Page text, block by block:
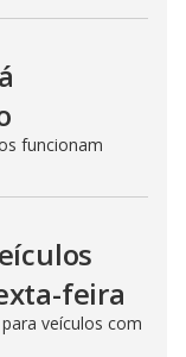
funcionam
feira
veículos com